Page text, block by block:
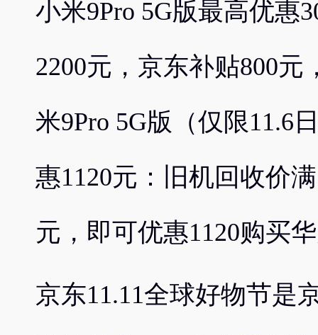
小米9Pro 5G版最高优惠
2200元，京东补贴800
米9Pro 5G版（仅限11.6
惠1120元：旧机回收价
元，即可优惠1120购买
京东11.11全球好物节是